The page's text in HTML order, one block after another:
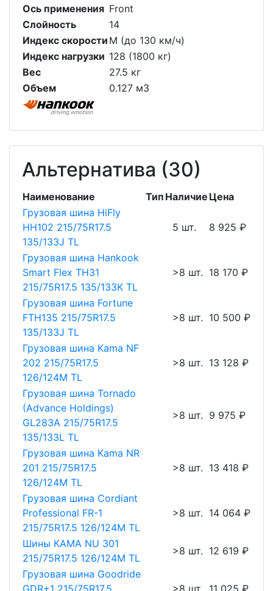
Ось применения Front
Слойность
14
Индекс скорости M (до 130 км/ч)
Индекс нагрузки 128 (1800 кг)
Вес
27.5 кг
Объем
0.127 м3
Альтернатива (30)
Наименование Тип Наличие Цена
Грузовая шина HiFly
HH102 215/75R17.5
135/133J TL
5 шт. 8 925 ₽
Грузовая шина Hankook
Smart Flex TH31
215/75R17.5 135/133K TL
>8 шт. 18 170 ₽
Грузовая шина Fortune
FTH135 215/75R17.5
135/133J TL
>8 шт. 10 500 ₽
Грузовая шина Kama NF
202 215/75R17.5
126/124M TL
>8 шт. 13 128 ₽
Грузовая шина Tornado
(Advance Holdings)
GL283A 215/75R17.5
135/133L TL
>8 шт. 9 975 ₽
Грузовая шина Kama NR
201 215/75R17.5
126/124M TL
>8 шт. 13 418 ₽
Грузовая шина Cordiant
Professional FR-1
215/75R17.5 126/124M TL
>8 шт. 14 064 ₽
Шины КАМА NU 301
215/75R17.5 126/124M TL
>8 шт. 12 619 ₽
Грузовая шина Goodride